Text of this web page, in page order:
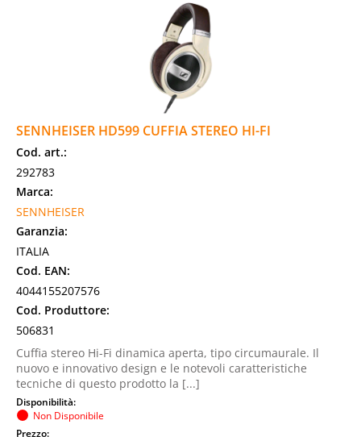
SENNHEISER HD599 CUFFIA STEREO HI-FI
Cod. art.:
292783
Marca:
SENNHEISER
Garanzia:
ITALIA
Cod. EAN:
4044155207576
Cod. Produttore:
506831
Cuffia stereo Hi-Fi dinamica aperta, tipo circumaurale. Il
nuovo e innovativo design e le notevoli caratteristiche
tecniche di questo prodotto la [...]
Disponibilità:
Non Disponibile
Prezzo: